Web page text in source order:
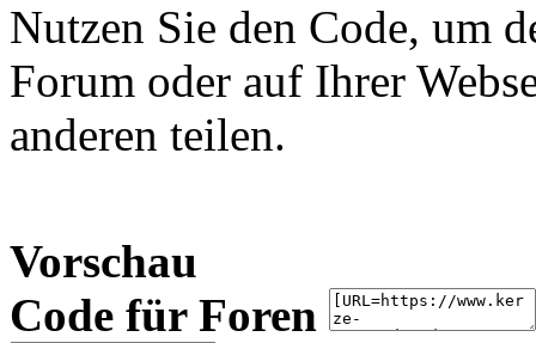
Nutzen Sie den Code, um
Forum oder auf Ihrer
anderen teilen.
Vorschau
Code für Foren